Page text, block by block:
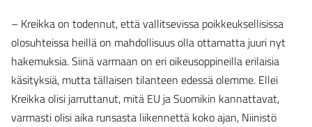
– Kreikka on todennut, että vallitsevissa poikkeuksellisissa
olosuhteissa heillä on mahdollisuus olla ottamatta juuri nyt
hakemuksia. Siinä varmaan on eri oikeusoppineilla erilaisia
käsityksiä, mutta tällaisen tilanteen edessä olemme. Ellei
Kreikka olisi jarruttanut, mitä EU ja Suomikin kannattavat,
varmasti olisi aika runsasta liikennettä koko ajan, Niinistö